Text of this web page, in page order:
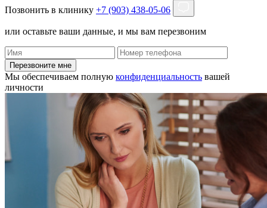
Позвонить в клинику +7 (903) 438-05-06
или оставьте ваши данные, и мы вам перезвоним
Перезвоните мне
Мы обеспечиваем полную конфиденциальность вашей
личности